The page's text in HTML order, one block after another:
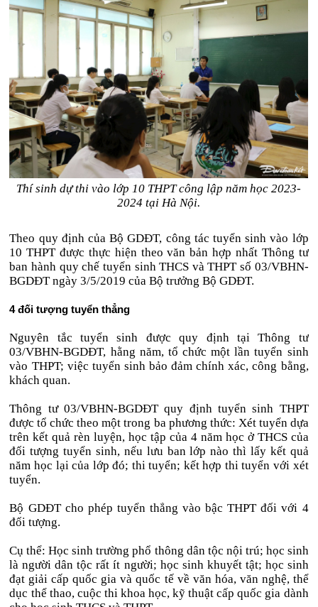
Thí sinh dự thi vào lớp 10 THPT công lập năm học 2023-
2024 tại Hà Nội.
Theo quy định của Bộ GDĐT, công tác tuyển sinh vào lớp
10 THPT được thực hiện theo văn bản hợp nhất Thông tư
ban hành quy chế tuyển sinh THCS và THPT số 03/VBHN-
BGDĐT ngày 3/5/2019 của Bộ trưởng Bộ GDĐT.
4 đối tượng tuyển thẳng
Nguyên tắc tuyển sinh được quy định tại Thông tư
03/VBHN-BGDĐT, hằng năm, tổ chức một lần tuyển sinh
vào THPT; việc tuyển sinh bảo đảm chính xác, công bằng,
khách quan.
Thông tư 03/VBHN-BGDĐT quy định tuyển sinh THPT
được tổ chức theo một trong ba phương thức: Xét tuyển dựa
trên kết quả rèn luyện, học tập của 4 năm học ở THCS của
đối tượng tuyển sinh, nếu lưu ban lớp nào thì lấy kết quả
năm học lại của lớp đó; thi tuyển; kết hợp thi tuyển với xét
tuyển.
Bộ GDĐT cho phép tuyển thẳng vào bậc THPT đối với 4
đối tượng.
Cụ thể: Học sinh trường phổ thông dân tộc nội trú; học sinh
là người dân tộc rất ít người; học sinh khuyết tật; học sinh
đạt giải cấp quốc gia và quốc tế về văn hóa, văn nghệ, thể
dục thể thao, cuộc thi khoa học, kỹ thuật cấp quốc gia dành